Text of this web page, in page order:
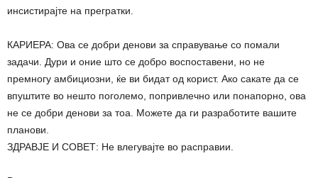
инсистирајте на прегратки.
КАРИЕРА: Ова се добри денови за справување со помали
задачи. Дури и оние што се добро воспоставени, но не
премногу амбициозни, ќе ви бидат од корист. Ако сакате да се
впуштите во нешто поголемо, попривлечно или понапорно, ова
не се добри денови за тоа. Можете да ги разработите вашите
планови.
ЗДРАВЈЕ И СОВЕТ: Не влегувајте во расправии.